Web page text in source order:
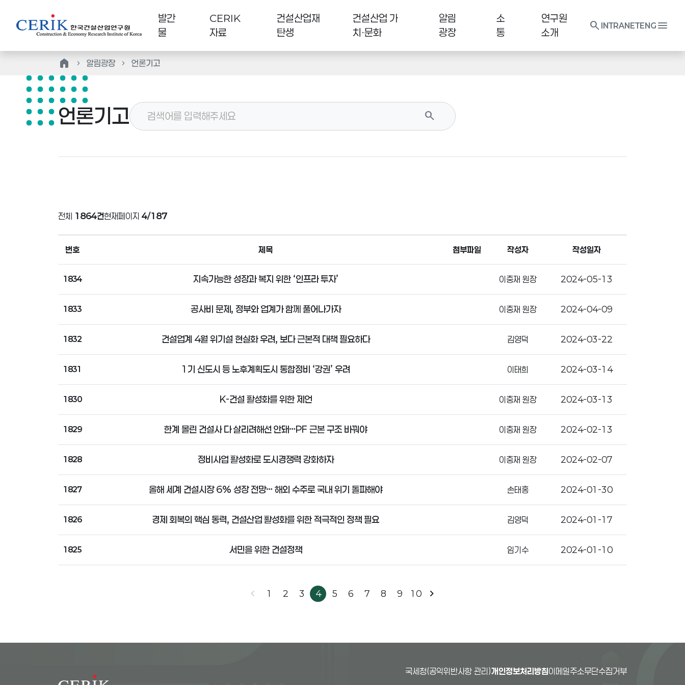
발간
물
CERIK
자료
건설산업재
탄생
건설산업 가
치·문화
알림
광장
소
통
연구원
소개
search INTRANETENG menu
home 알림광장 언론기고
언론기고 search
전체 1864건현재페이지 4/187
번호 제목 첨부파일 작성자 작성일자
1834 지속가능한 성장과 복지 위한 ‘인프라 투자’ 이충재 원장 2024-05-13
1833 공사비 문제, 정부와 업계가 함께 풀어나가자 이충재 원장 2024-04-09
1832 건설업계 4월 위기설 현실화 우려, 보다 근본적 대책 필요하다 김영덕 2024-03-22
1831 1기 신도시 등 노후계획도시 통합정비 ‘강권’ 우려 이태희 2024-03-14
1830 K-건설 활성화를 위한 제언 이충재 원장 2024-03-13
1829 한계 몰린 건설사 다 살리려해선 안돼…PF 근본 구조 바꿔야 이충재 원장 2024-02-13
1828 정비사업 활성화로 도시경쟁력 강화하자 이충재 원장 2024-02-07
1827 올해 세계 건설시장 6% 성장 전망… 해외 수주로 국내 위기 돌파해야 손태홍 2024-01-30
1826 경제 회복의 핵심 동력, 건설산업 활성화를 위한 적극적인 정책 필요 김영덕 2024-01-17
1825 서민을 위한 건설정책 임기수 2024-01-10
chevron_left 1 2 3 4 5 6 7 8 9 10 chevron_right
국세청(공익위반사항 관리)개인정보처리방침이메일주소무단수집거부